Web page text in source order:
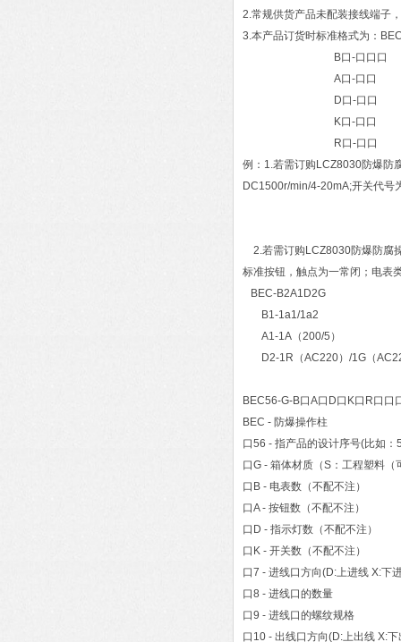
2.常规供货产品未配装接线端子
3.本产品订货时标准格式为：
B口-口口口
A口-口口
D口-口口
K口-口口
R口-口口
例：1.若需订购LCZ8030防爆防
DC1500r/min/4-20mA;开关代号
2.若需订购LCZ8030防爆防腐
标准按钮，触点为一常闭；电表
BEC-B2A1D2G
B1-1a1/1a2
A1-1A（200/5）
D2-1R（AC220）/1G（
BEC56-G-B口A口D口K口R口口
BEC - 防爆操作柱
口56 - 指产品的设计序号(比如：
口G - 箱体材质（S：工程塑料
口B - 电表数（不配不注）
口A - 按钮数（不配不注）
口D - 指示灯数（不配不注）
口K - 开关数（不配不注）
口7 - 进线口方向(D:上进线 X:下
口8 - 进线口的数量
口9 - 进线口的螺纹规格
口10 - 出线口方向(D:上出线 X:下